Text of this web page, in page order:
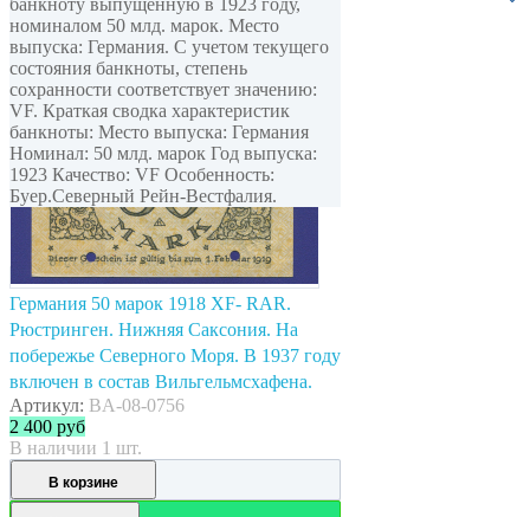
номиналом 50 млд. марок. Место
выпуска: Германия. С учетом текущего
состояния банкноты, степень
сохранности соответствует значению:
VF. Краткая сводка характеристик
банкноты: Место выпуска: Германия
Номинал: 50 млд. марок Год выпуска:
1923 Качество: VF Особенность:
Буер.Северный Рейн-Вестфалия.
Германия 50 марок 1918 XF- RAR.
Рюстринген. Нижняя Саксония. На
побережье Северного Моря. В 1937 году
включен в состав Вильгельмсхафена.
Артикул: BA-08-0756
2 400 руб
В наличии 1 шт.
В корзине